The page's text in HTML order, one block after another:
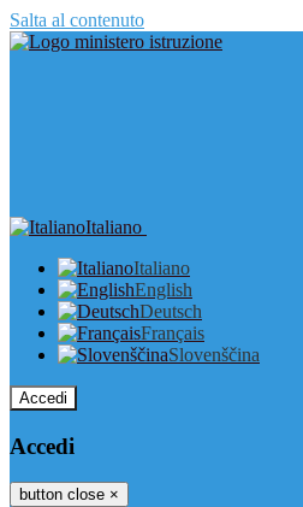
Salta al contenuto
Italiano
Italiano
English
Deutsch
Français
Slovenščina
Accedi
Accedi
button close ×